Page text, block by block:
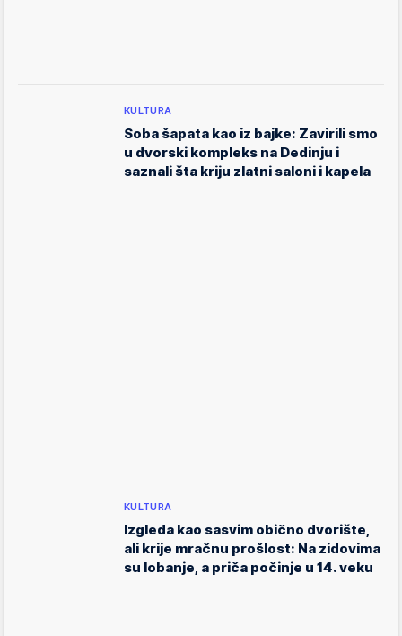
KULTURA
Soba šapata kao iz bajke: Zavirili smo
u dvorski kompleks na Dedinju i
saznali šta kriju zlatni saloni i kapela
KULTURA
Izgleda kao sasvim obično dvorište,
ali krije mračnu prošlost: Na zidovima
su lobanje, a priča počinje u 14. veku